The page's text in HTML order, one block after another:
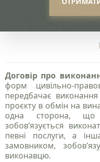
Договір про
форм цивільно-
передбачає
проєкту в обмін на
одна сторона, що
зобов’язується
певні послуги, а
замовником,
виконавцю.